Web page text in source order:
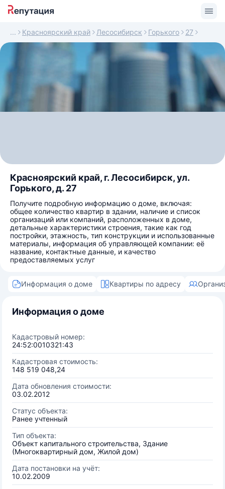
Красноярский край Лесосибирск Горького 27
Красноярский край, г. Лесосибирск, ул.
Горького, д. 27
Получите подробную информацию о доме, включая:
общее количество квартир в здании, наличие и список
организаций или компаний, расположенных в доме,
детальные характеристики строения, такие как год
постройки, этажность, тип конструкции и использованные
материалы, информация об управляющей компании: её
название, контактные данные, и качество
предоставляемых услуг
Информация о доме Квартиры по адресу
Информация о доме
Кадастровый номер:
24:52:0010321:43
Кадастровая стоимость:
148 519 048,24
Дата обновления стоимости:
03.02.2012
Статус объекта:
Ранее учтенный
Тип объекта:
Объект капитального строительства, Здание
(Многоквартирный дом, Жилой дом)
Дата постановки на учёт:
10.02.2009